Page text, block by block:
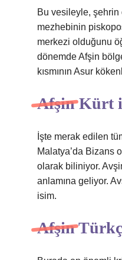
Bu vesileyle,
mezhebinin
merkezi olduğunu
dönemde Afşin
kısmının Asur
Afşin Kürt
İşte merak edilen
Malatya’da Bizans
olarak biliniyor.
anlamına geliyor.
isim.
Afşin